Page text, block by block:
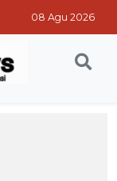
08 Agu 2026